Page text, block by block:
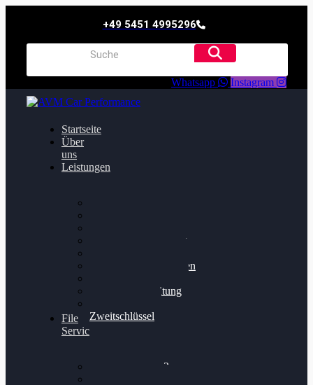
+49 5451 4995296
Whatsapp Instagram
Startseite
Über
uns
Leistungen
Getriebeoptimierung
Bremsscheiben planen
Felgenaufbereitung
Zweitschlüssel
File
Service
Alientech Kess3